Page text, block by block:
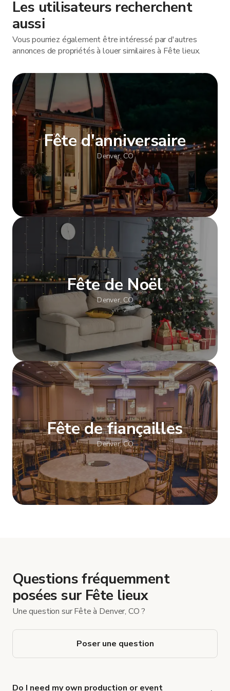
Les utilisateurs recherchent
aussi
Vous pourriez également être intéressé par d'autres
annonces de propriétés à louer similaires à Fête lieux.
Fête d'anniversaire
Denver, CO
Afficher plus
Fête de Noël
Denver, CO
Afficher plus
Fête de fiançailles
Denver, CO
Questions fréquemment
posées sur Fête lieux
Une question sur Fête à Denver, CO ?
Poser une question
Do I need my own production or event